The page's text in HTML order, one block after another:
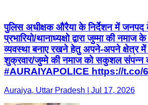
पुलिस अधीक्षक औरैया के निर्देशन में
प्रभारियो/थानाध्यक्षो द्वारा जुम्मा की नमाज
व्यवस्था बनाए रखने हेतु अपने-अपने क्षेत्र
शुक्रवार/जुम्मे की नमाज को सकुशल संपन्न
#AURAIYAPOLICE https://t.co/
Auraiya, Uttar Pradesh | Jul 17, 2026